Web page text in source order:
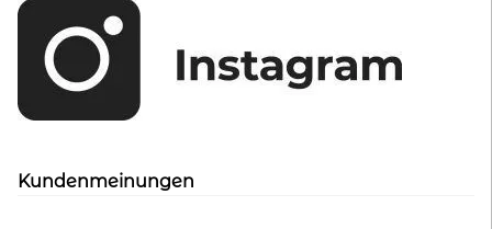
Kundenmeinungen